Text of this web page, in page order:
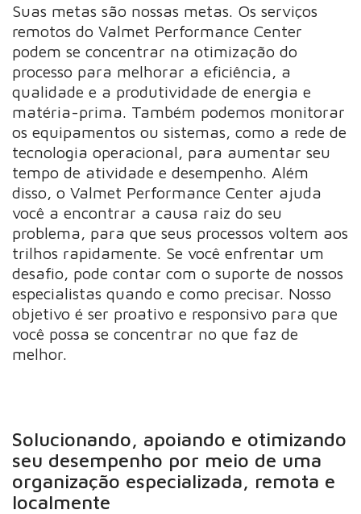
Suas metas são nossas metas. Os serviços
remotos do Valmet Performance Center
podem se concentrar na otimização do
processo para melhorar a eficiência, a
qualidade e a produtividade de energia e
matéria-prima. Também podemos monitorar
os equipamentos ou sistemas, como a rede de
tecnologia operacional, para aumentar seu
tempo de atividade e desempenho. Além
disso, o Valmet Performance Center ajuda
você a encontrar a causa raiz do seu
problema, para que seus processos voltem aos
trilhos rapidamente. Se você enfrentar um
desafio, pode contar com o suporte de nossos
especialistas quando e como precisar. Nosso
objetivo é ser proativo e responsivo para que
você possa se concentrar no que faz de
melhor.
Solucionando, apoiando e otimizando
seu desempenho por meio de uma
organização especializada, remota e
localmente